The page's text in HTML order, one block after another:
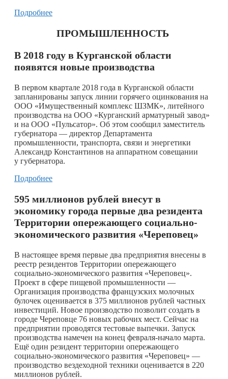
Подробнее
ПРОМЫШЛЕННОСТЬ
В 2018 году в Курганской области
появятся новые производства
В первом квартале 2018 года в Курганской области
запланированы запуск линии горячего оцинкования на
ООО «Имущественный комплекс ШЗМК», литейного
производства на ООО «Курганский арматурный завод»
и на ООО «Пульсатор». Об этом сообщил заместитель
губернатора — директор Департамента
промышленности, транспорта, связи и энергетики
Александр Константинов на аппаратном совещании
у губернатора.
Подробнее
595 миллионов рублей внесут в
экономику города первые два резидента
Территории опережающего социально-
экономического развития «Череповец»
В настоящее время первые два предприятия внесены в
реестр резидентов Территории опережающего
социально-экономического развития «Череповец».
Проект в сфере пищевой промышленности —
Организация производства французских молочных
булочек оценивается в 375 миллионов рублей частных
инвестиций. Новое производство позволит создать в
городе Череповце 76 новых рабочих мест. Сейчас на
предприятии проводятся тестовые выпечки. Запуск
производства намечен на конец февраля-начало марта.
Ещё один резидент территории опережающего
социально-экономического развития «Череповец» —
производство вездеходной техники оценивается в 220
миллионов рублей.